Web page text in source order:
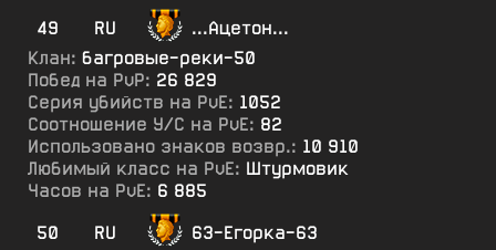
49
RU
...Ацетон...
Клан: багровые-реки-50
Побед на PvP: 26 829
Серия убийств на PvE: 1052
Соотношение У/С на PvE: 82
Использовано знаков возвр.: 10 910
Любимый класс на PvE: Штурмовик
Часов на PvE: 6 885
50
RU
63-Егорка-63